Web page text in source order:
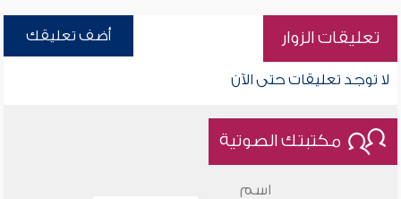
تعليقات الزوار أضف تعليقك
لا توجد تعليقات حتى الآن
مكتبتك الصوتية
اسم